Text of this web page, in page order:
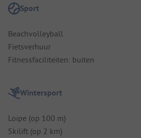
Sport
Beachvolleyball
Fietsverhuur
Fitnessfaciliteiten: buiten
Wintersport
Loipe (op 100 m)
Skilift (op 2 km)